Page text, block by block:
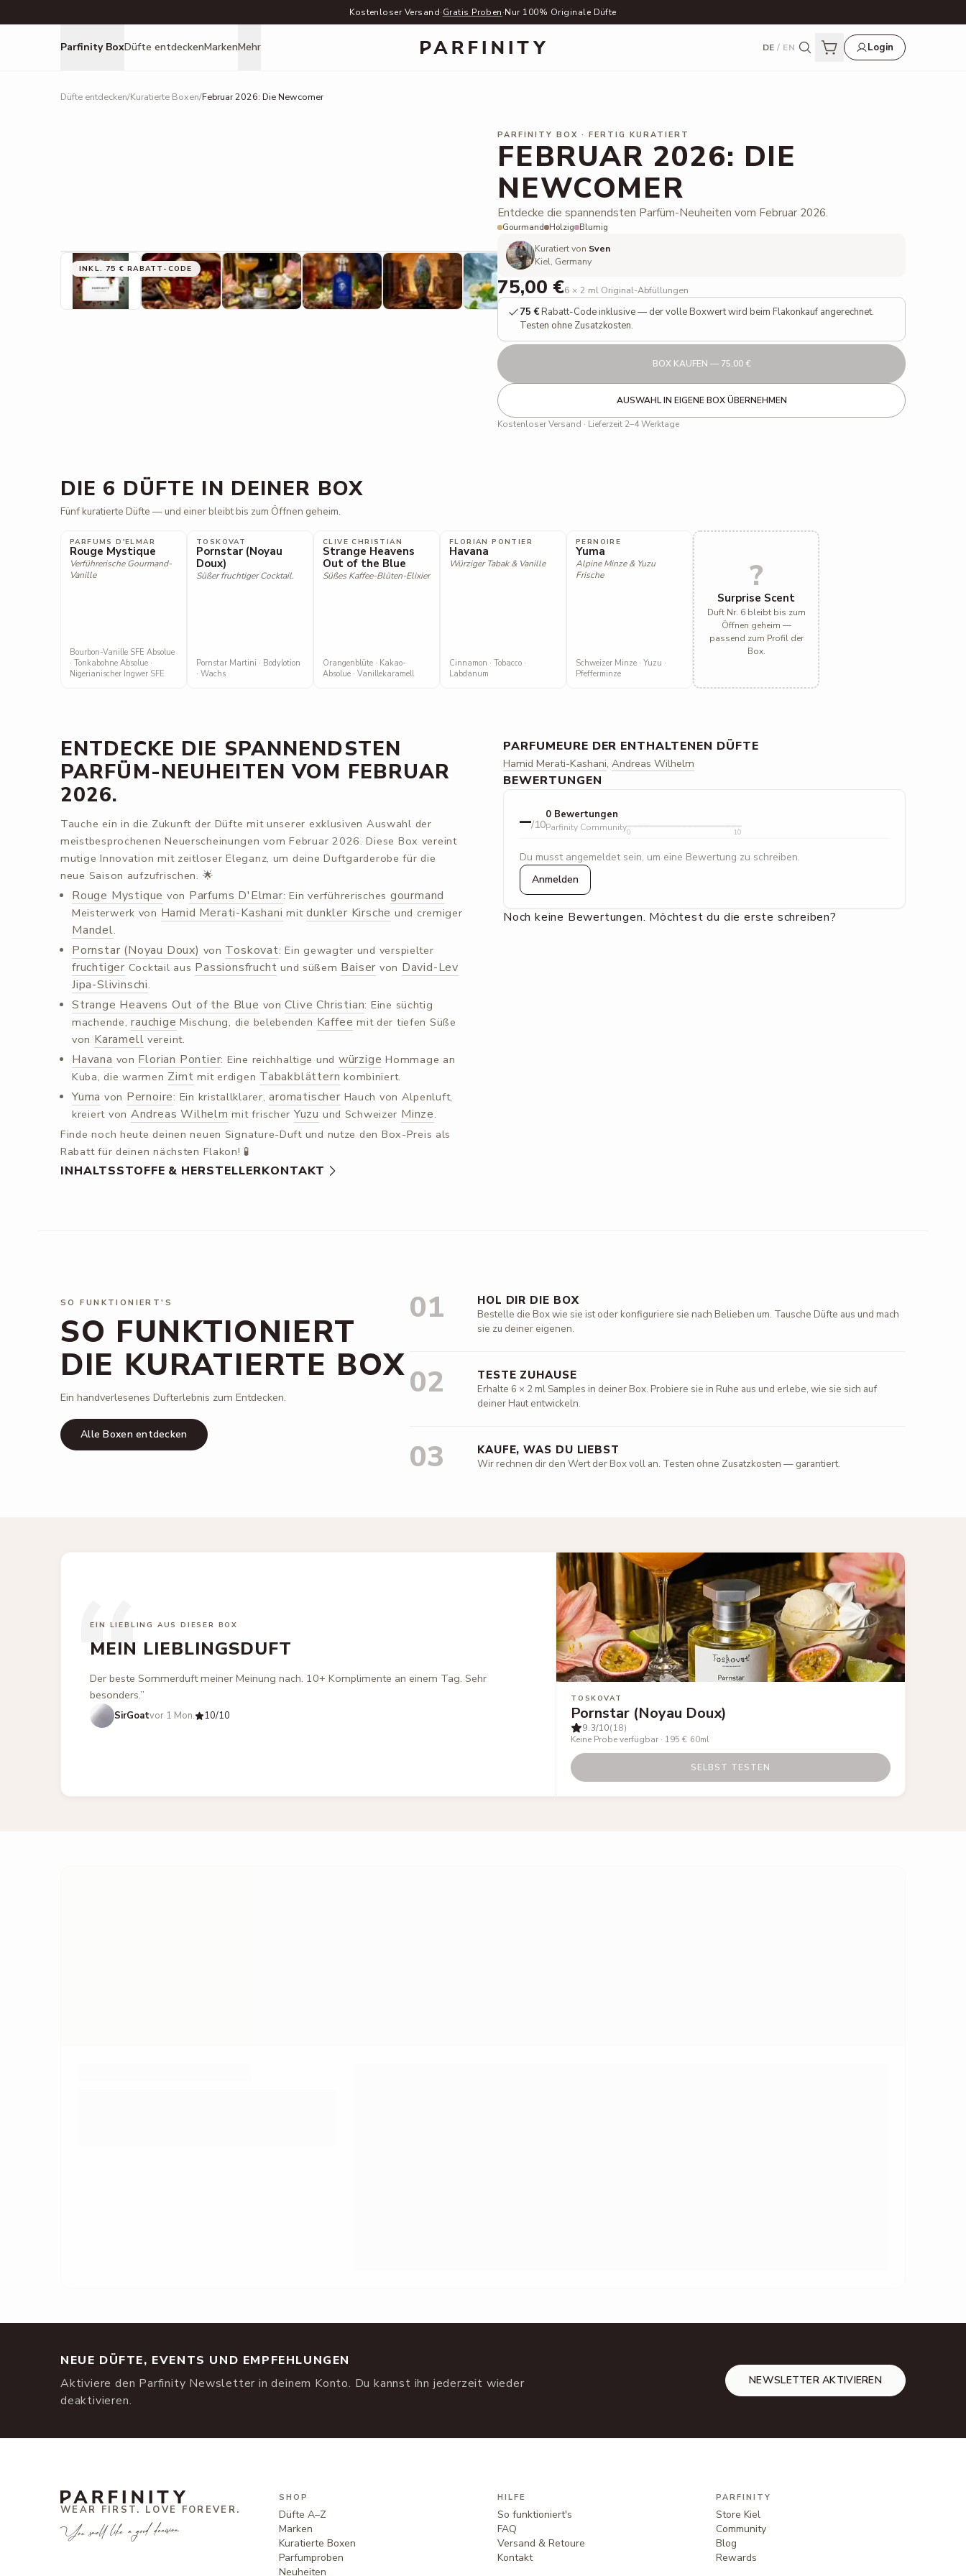
Kostenloser Versand·Gratis Proben·Nur 100% Originale Düfte
Parfinity BoxDüfte entdeckenMarkenMehr DE / EN Login
Düfte entdecken/Kuratierte Boxen/Februar 2026: Die Newcomer
INKL. 75 € RABATT-CODE
Parfums D'Elmar: Rouge Mystique
PARFINITY BOX · FERTIG KURATIERT
FEBRUAR 2026: DIE
NEWCOMER
Entdecke die spannendsten Parfüm-Neuheiten vom Februar 2026.
Gourmand Holzig Blumig
Kuratiert von Sven
Kiel, Germany
75,00 €6 × 2 ml Original-Abfüllungen
75 €Rabatt-Code inklusive — der volle Boxwert wird beim Flakonkauf angerechnet.
Testen ohne Zusatzkosten.
BOX KAUFEN — 75,00 €
AUSWAHL IN EIGENE BOX ÜBERNEHMEN
Kostenloser Versand · Lieferzeit 2–4 Werktage
DIE 6 DÜFTE IN DEINER BOX
Fünf kuratierte Düfte — und einer bleibt bis zum Öffnen geheim.
PARFUMS D'ELMAR
Rouge Mystique
Verführerische Gourmand-
Vanille
Bourbon-Vanille SFE Absolue
· Tonkabohne Absolue ·
Nigerianischer Ingwer SFE
PROBE NICHT VERFÜGBAR
TOSKOVAT
Pornstar (Noyau
Doux)
Süßer fruchtiger Cocktail.
Pornstar Martini · Bodylotion
· Wachs
CLIVE CHRISTIAN
Strange Heavens
Out of the Blue
Süßes Kaffee-Blüten-Elixier
Orangenblüte · Kakao-
Absolue · Vanillekaramell
FLORIAN PONTIER
Havana
Würziger Tabak & Vanille
Cinnamon · Tobacco ·
Labdanum
PERNOIRE
Yuma
Alpine Minze & Yuzu
Frische
Schweizer Minze · Yuzu ·
Pfefferminze
?
Surprise Scent
Duft Nr. 6 bleibt bis zum
Öffnen geheim —
passend zum Profil der
Box.
ENTDECKE DIE SPANNENDSTEN
PARFÜM-NEUHEITEN VOM FEBRUAR
2026.
Tauche ein in die Zukunft der Düfte mit unserer exklusiven Auswahl der
meistbesprochenen Neuerscheinungen vom Februar 2026. Diese Box vereint
mutige Innovation mit zeitloser Eleganz, um deine Duftgarderobe für die
neue Saison aufzufrischen. 🌟
Rouge Mystique von Parfums D'Elmar: Ein verführerisches gourmand
Meisterwerk von Hamid Merati-Kashani mitdunkler Kirsche und cremiger
Mandel.
Pornstar (Noyau Doux) von Toskovat: Ein gewagter und verspielter
fruchtiger Cocktail aus Passionsfrucht und süßem Baiser von David-Lev
Jipa-Slivinschi.
Strange Heavens Out of the Blue vonClive Christian: Eine süchtig
machende,rauchige Mischung, die belebenden Kaffee mit der tiefen Süße
von Karamell vereint.
Havana von Florian Pontier: Eine reichhaltige und würzige Hommage an
Kuba, die warmen Zimt mit erdigen Tabakblättern kombiniert.
Yuma von Pernoire: Ein kristallklarer,aromatischer Hauch von Alpenluft,
kreiert von Andreas Wilhelm mit frischerYuzu und Schweizer Minze.
Finde noch heute deinen neuen Signature-Duft und nutze den Box-Preis als
Rabatt für deinen nächsten Flakon! 🧪
INHALTSSTOFFE & HERSTELLERKONTAKT
PARFUMEURE DER ENTHALTENEN DÜFTE
Hamid Merati-Kashani, Andreas Wilhelm
BEWERTUNGEN
–/10
0 Bewertungen
Parfinity Community0 10
Du musst angemeldet sein, um eine Bewertung zu schreiben.
Anmelden
Noch keine Bewertungen. Möchtest du die erste schreiben?
SO FUNKTIONIERT'S
SO FUNKTIONIERT
DIE KURATIERTE BOX
Ein handverlesenes Dufterlebnis zum Entdecken.
Alle Boxen entdecken
01 HOL DIR DIE BOX
Bestelle die Box wie sie ist oder konfiguriere sie nach Belieben um. Tausche Düfte aus und mach
sie zu deiner eigenen.
02 TESTE ZUHAUSE
Erhalte 6 × 2 ml Samples in deiner Box. Probiere sie in Ruhe aus und erlebe, wie sie sich auf
deiner Haut entwickeln.
03 KAUFE, WAS DU LIEBST
Wir rechnen dir den Wert der Box voll an. Testen ohne Zusatzkosten — garantiert.
EIN LIEBLING AUS DIESER BOX
“
MEIN LIEBLINGSDUFT
Der beste Sommerduft meiner Meinung nach. 10+ Komplimente an einem Tag. Sehr
besonders.”
SirGoatvor 1 Mon. 10/10
TOSKOVAT
Pornstar (Noyau Doux)
9.3/10(18)
Keine Probe verfügbar · 195 € 60ml
SELBST TESTEN
NEUE DÜFTE, EVENTS UND EMPFEHLUNGEN
Aktiviere den Parfinity Newsletter in deinem Konto. Du kannst ihn jederzeit wieder
deaktivieren.
NEWSLETTER AKTIVIEREN
WEAR FIRST. LOVE FOREVER.
You smell like a good decision.
SHOP
Düfte A–Z
Marken
Kuratierte Boxen
Parfumproben
Neuheiten
HILFE
So funktioniert's
FAQ
Versand & Retoure
Kontakt
PARFINITY
Store Kiel
Community
Blog
Rewards